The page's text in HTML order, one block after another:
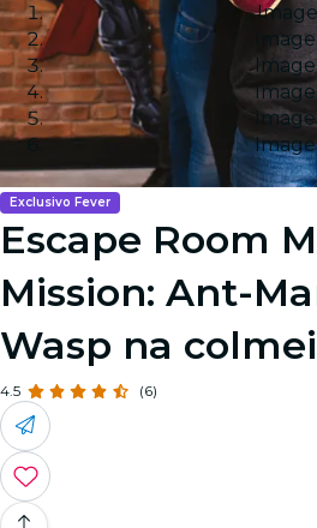
Image
Exclusivo Fever
Escape Room
Mission: Ant-
Wasp na
4.5 (6)